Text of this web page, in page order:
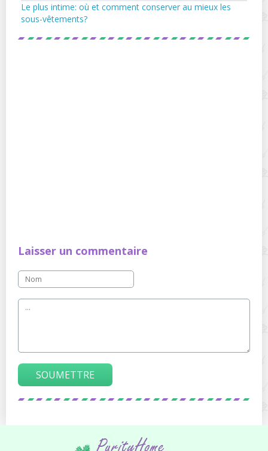
Le plus intime: où et comment conserver au mieux les
sous-vêtements?
Laisser un commentaire
SOUMETTRE